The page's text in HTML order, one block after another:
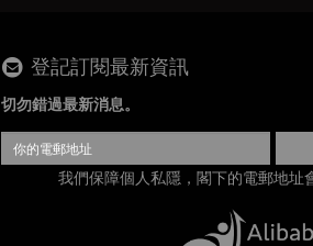
登記訂閱最新資訊
切勿錯過最新消息。
我們保障個人私隱，閣下的電郵地址